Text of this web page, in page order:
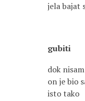
jela bajat
gubiti
dok
on je bio
isto tako